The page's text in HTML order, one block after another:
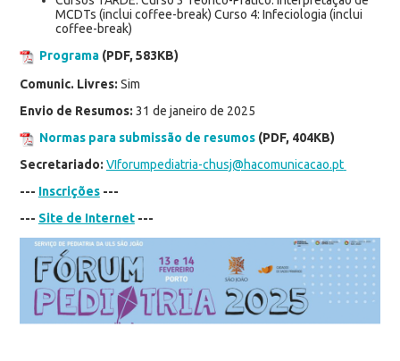
MCDTs (inclui coffee-break) Curso 4: Infeciologia (inclui
coffee-break)
Programa (PDF, 583KB)
Comunic. Livres: Sim
Envio de Resumos: 31 de janeiro de 2025
Normas para submissão de resumos(PDF, 404KB)
Secretariado: VIforumpediatria-chusj@hacomunicacao.pt
--- Inscrições---
--- Site de Internet---